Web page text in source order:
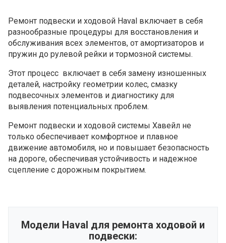
Ремонт подвески и ходовой Haval включает в себя
разнообразные процедуры для восстановления и
обслуживания всех элементов, от амортизаторов и
пружин до рулевой рейки и тормозной системы.
Этот процесс включает в себя замену изношенных
деталей, настройку геометрии колес, смазку
подвесочных элементов и диагностику для
выявления потенциальных проблем.
Ремонт подвески и ходовой системы Хавейл не
только обеспечивает комфортное и плавное
движение автомобиля, но и повышает безопасность
на дороге, обеспечивая устойчивость и надежное
сцепление с дорожным покрытием.
Модели Haval для ремонта ходовой и
подвески: